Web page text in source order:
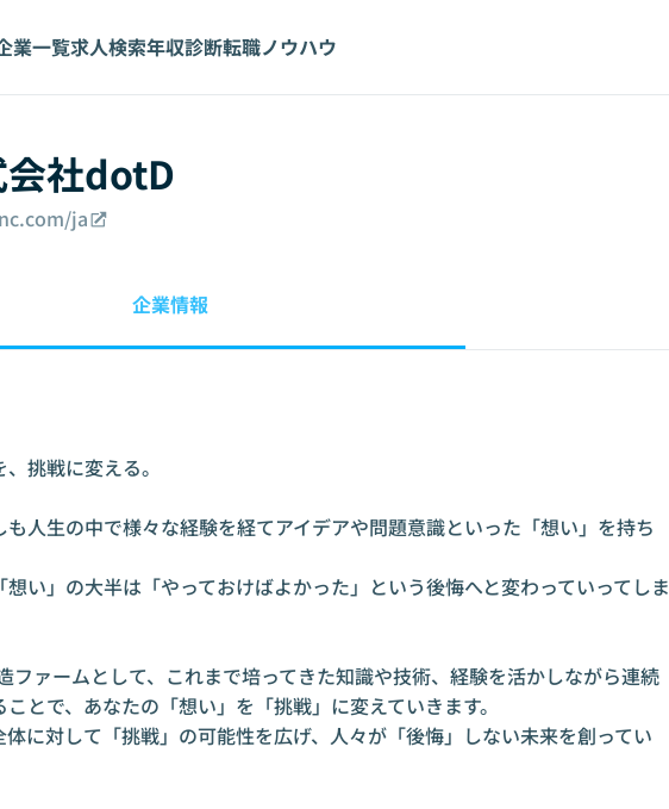
業一覧求人検索年収診断転職ノウハウ
社dotD
ja
企業情報
挑戦に変える。
人生の中で様々な経験を経てアイデアや問題意識といった「想い」を持ち
想い」の大半は「やっておけばよかった」という後悔へと変わっていってしま
ファームとして、これまで培ってきた知識や技術、経験を活かしながら連続
とで、あなたの「想い」を「挑戦」に変えていきます。
体に対して「挑戦」の可能性を広げ、人々が「後悔」しない未来を創ってい